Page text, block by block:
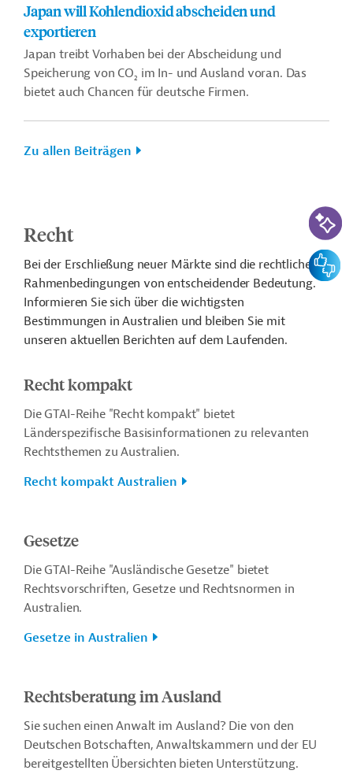
Japan will Kohlendioxid abscheiden und
exportieren
Japan treibt Vorhaben bei der Abscheidung und
Speicherung von CO2 im In- und Ausland voran. Das
bietet auch Chancen für deutsche Firmen.
Zu allen Beiträgen
Recht
Bei der Erschließung neuer Märkte sind die rechtlichen
Rahmenbedingungen von entscheidender Bedeutung.
Informieren Sie sich über die wichtigsten
Bestimmungen in Australien und bleiben Sie mit
unseren aktuellen Berichten auf dem Laufenden.
Recht kompakt
Die GTAI-Reihe "Recht kompakt" bietet
Länderspezifische Basisinformationen zu relevanten
Rechtsthemen zu Australien.
Recht kompakt Australien
Gesetze
Die GTAI-Reihe "Ausländische Gesetze" bietet
Rechtsvorschriften, Gesetze und Rechtsnormen in
Australien.
Gesetze in Australien
Rechtsberatung im Ausland
Sie suchen einen Anwalt im Ausland? Die von den
Deutschen Botschaften, Anwaltskammern und der EU
bereitgestellten Übersichten bieten Unterstützung.
KI-